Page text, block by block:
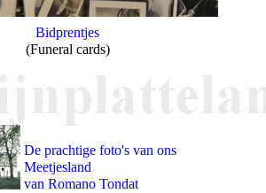
Bidprentjes
(Funeral cards)
De prachtige foto's van ons
Meetjesland
van Romano Tondat